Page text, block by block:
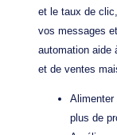
et le taux de
vos messages
automation aide
et de ventes
Alimenter
plus de